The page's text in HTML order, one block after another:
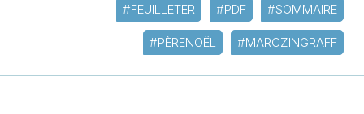
#FEUILLETER #PDF #SOMMAIRE
#PÈRENOËL #MARCZINGRAFF